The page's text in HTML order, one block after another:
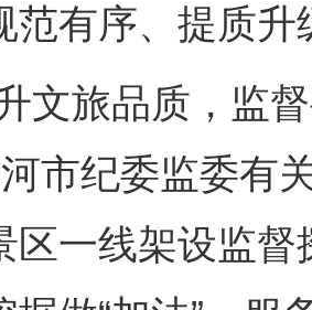
范有序、提质升
旅品质，监督
河市纪委监委
区一线架设监